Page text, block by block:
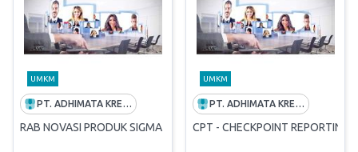
UMKM
PT. ADHIMATA KREATIF INDONESIA
RAB NOVASI PRODUK SIGMA
UMKM
PT. ADHIMATA KREATIF INDONESIA
CPT - CHECKPOINT REPORTING